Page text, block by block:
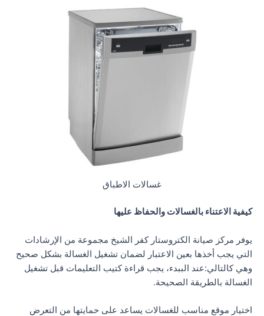
غسالات الاطباق
كيفية الاعتناء بالغسالات والحفاظ عليها
يوفر مركز صيانة الكتروستار كفر الشيخ مجموعة من الإرشادات
التي يجب أخذها بعين الاعتبار لضمان تشغيل الغسالة بشكل صحيح
وهي كالتالي:عند الببدء، يجب قراءة كتيب التعليمات قبل تشغيل
الغسالة بالطريقة الصحيحة.
اختيار موقع مناسب للغسالات يساعد على حمايتها من التعرض